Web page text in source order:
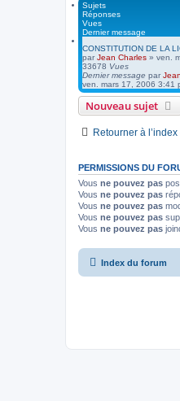
Sujets
Réponses
Vues
Dernier message
CONSTITUTION DE LA
par Jean Charles » ven.
33678 Vues
Dernier message par
ven. mars 17, 2006 3:41
Nouveau sujet
Retourner à
PERMISSIONS DU
Vous ne pouvez pas
Vous ne pouvez pas
Vous ne pouvez pas
Vous ne pouvez pas
Vous ne pouvez pas
Index du forum